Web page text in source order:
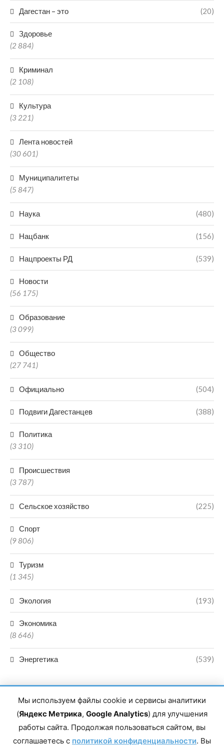
Дагестан – это (20)
Здоровье
(2 884)
Криминал
(2 108)
Культура
(3 221)
Лента новостей
(30 601)
Муниципалитеты
(5 847)
Наука (480)
Нацбанк (156)
Нацпроекты РД (539)
Новости
(56 175)
Образование
(3 099)
Общество
(27 741)
Официально (504)
Подвиги Дагестанцев (388)
Политика
(3 310)
Происшествия
(3 787)
Сельское хозяйство (225)
Спорт
(9 806)
Туризм
(1 345)
Экология (193)
Экономика
(8 646)
Энергетика (539)
Главный редактор сетевого издания Магомаев Тимур Нухович.
Контакты редакции: 8(988)-292-94-34 Почта: vestiskfo@gmail.com По
Мы используем файлы cookie и сервисы аналитики
(Яндекс Метрика, Google Analytics) для улучшения
работы сайта. Продолжая пользоваться сайтом, вы
соглашаетесь с политикой конфиденциальности. Вы